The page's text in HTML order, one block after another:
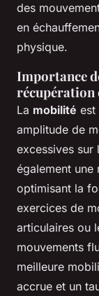
des
en
physique.
Importance
récupération
La mobilité est
amplitude de
excessives sur
également une
optimisant la
exercices de
articulaires ou
mouvements
meilleure
accrue et un